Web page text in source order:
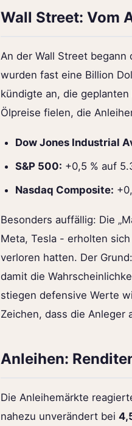
Wall Street: Vom
An der Wall Street
wurden fast eine Billion
kündigte an, die
Ölpreise fielen, die
Dow Jones Industrial
S&P 500: +0,5 % auf
Nasdaq Composite:
Besonders auffällig: Die
Meta, Tesla - erholten
verloren hatten. Der
damit die
stiegen defensive Werte
Zeichen, dass die Anleger
Anleihen:
Die Anleihemärkte
nahezu unverändert bei